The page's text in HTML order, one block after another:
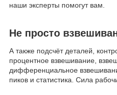
наши эксперты помогут вам.
Не просто
А также подсчёт деталей,
процентное взвешивание,
дифференциальное
пиков и статистика. Сила